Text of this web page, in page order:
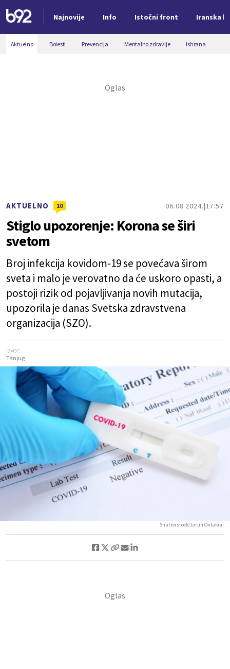
Najnovije Info Istočni front Iranska
Nova vest
Aktuelno Bolesti Prevencija Mentalno zdravlje Ishrana
AKTUELNO 10 06.08.2024. 17:57
Stiglo upozorenje: Korona se širi
svetom
Broj infekcija kovidom-19 se povećava širom
sveta i malo je verovatno da će uskoro opasti, a
postoji rizik od pojavljivanja novih mutacija,
upozorila je danas Svetska zdravstvena
organizacija (SZO).
Izvor:
Tanjug
Shutterstock/Jarun Ontakrai